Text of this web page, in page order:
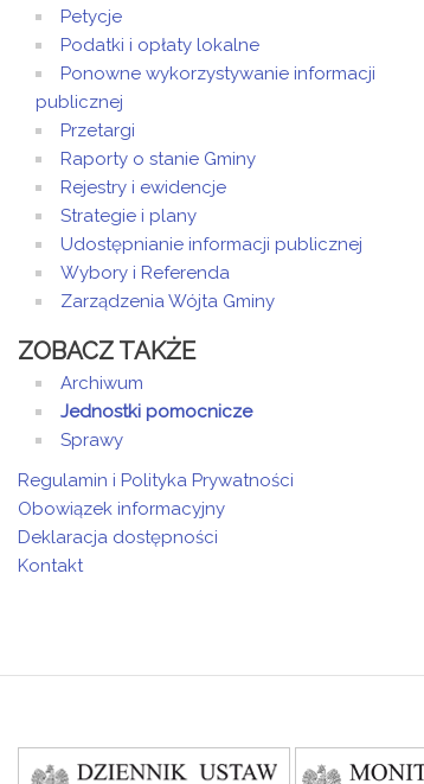
Petycje
Podatki i opłaty lokalne
Ponowne wykorzystywanie informacji
publicznej
Przetargi
Raporty o stanie Gminy
Rejestry i ewidencje
Strategie i plany
Udostępnianie informacji publicznej
Wybory i Referenda
Zarządzenia Wójta Gminy
ZOBACZ TAKŻE
Archiwum
Jednostki pomocnicze
Sprawy
Regulamin i Polityka Prywatności
Obowiązek informacyjny
Deklaracja dostępności
Kontakt